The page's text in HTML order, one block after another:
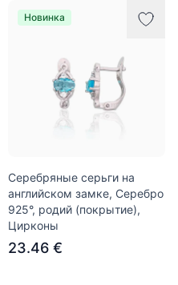
Новинка
Серебряные серьги на
английском замке, Серебро
925°, родий (покрытие),
Цирконы
23.46 €